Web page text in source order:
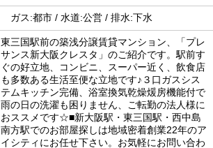
ガス:都市 / 水道:公営 / 排水:下水
東三国駅前の築浅分譲賃貸マンション、「プレ
サンス新大阪クレスタ」のご紹介です。駅前す
ぐの好立地、コンビニ、スーパー近く、飲食店
も多数ある生活至便な立地です♪３口ガスシス
テムキッチン完備、浴室換気乾燥煖房機能付で
雨の日の洗濯も困りません、ご転勤の法人様に
おススメです☆■新大阪駅・東三国駅・西中島
南方駅でのお部屋探しは地域密着創業22年のア
イシティにお任せ下さい。お気軽にお問い合わ